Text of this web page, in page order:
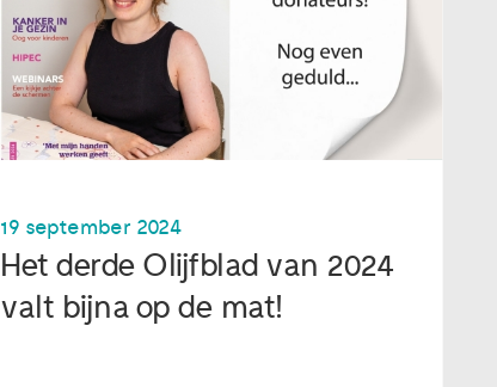
19 september 2024
Het derde Olijfblad van 2024
valt bijna op de mat!